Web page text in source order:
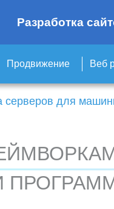
Разработка
Продвижение Веб
серверов для